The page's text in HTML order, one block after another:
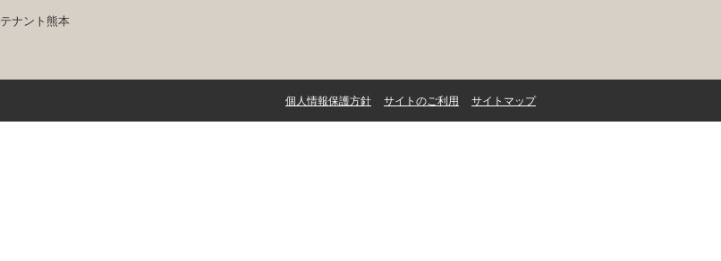
テナント熊本
個人情報保護方針 サイトのご利用 サイトマップ